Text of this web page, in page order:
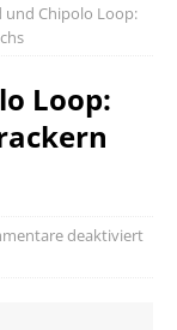
und Chipolo Loop:
Loop:
deaktiviert